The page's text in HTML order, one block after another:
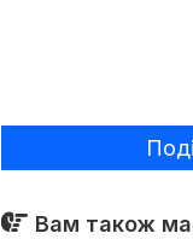
Вам також